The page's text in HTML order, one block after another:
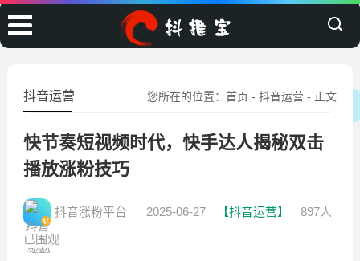
您所在的位置：首页 -抖音运营 - 正文
抖音运营
快节奏短视频时代，快手达人揭秘双击
播放涨粉技巧
抖音涨粉平台 2025-06-27 【抖音运营】
897人
已围观